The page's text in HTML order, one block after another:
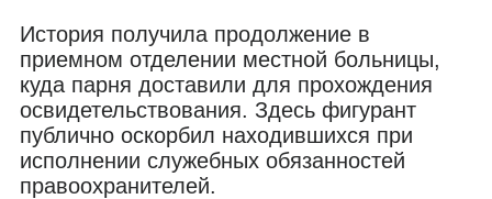
История получила продолжение в
приемном отделении местной больницы,
куда парня доставили для прохождения
освидетельствования. Здесь фигурант
публично оскорбил находившихся при
исполнении служебных обязанностей
правоохранителей.